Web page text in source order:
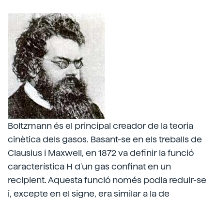
Boltzmann és el principal creador de la teoria
cinètica dels gasos. Basant-se en els treballs de
Clausius i Maxwell, en 1872 va definir la funció
característica H d'un gas confinat en un
recipient. Aquesta funció només podia reduir-se
i, excepte en el signe, era similar a la de